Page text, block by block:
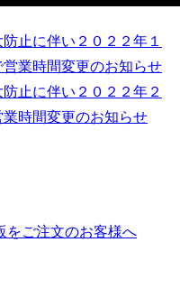
止に伴い２０２２年１
業時間変更のお知らせ
止に伴い２０２２年２
時間変更のお知らせ
をご注文のお客様へ